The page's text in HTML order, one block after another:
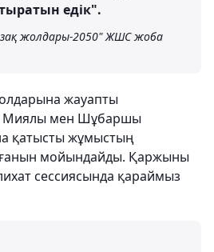
едік".
жолдары-2050" ЖШС жоба
жауапты
Миялы мен Шұбаршы
қатысты жұмыстың
мойындайды. Қаржыны
сессиясында қараймыз